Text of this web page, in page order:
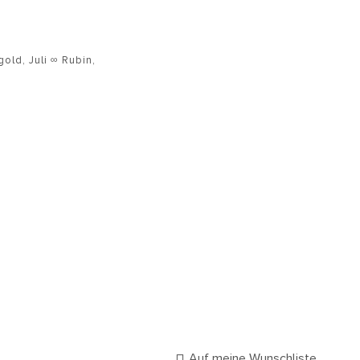
,Juli ∞ Rubin,